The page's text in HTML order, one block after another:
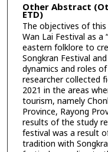
Other Abstract
ETD)
The objectives of
Wan Lai Festival as a
eastern folklore to
Songkran Festival
dynamics and roles
researcher collected
2021 in the areas
tourism, namely
Province, Rayong
results of the study
festival was a result
tradition with